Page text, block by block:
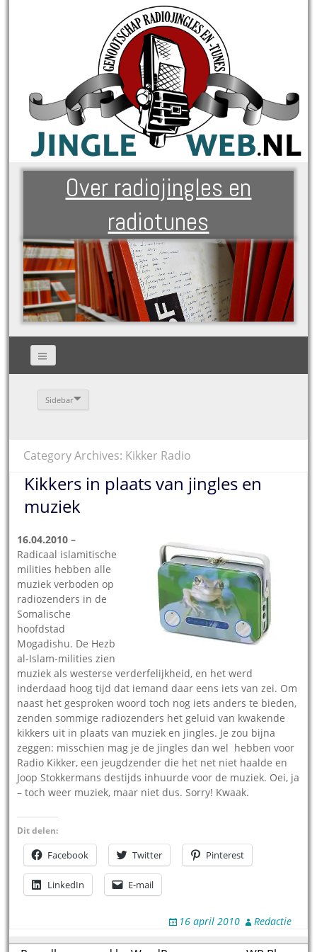
Over radiojingles en
radiotunes
Sidebar
Category Archives: Kikker Radio
Kikkers in plaats van jingles en
muziek
16.04.2010 –
Radicaal islamitische
milities hebben alle
muziek verboden op
radiozenders in de
Somalische
hoofdstad
Mogadishu. De Hezb
al-Islam-milities zien
muziek als westerse verderfelijkheid, en het werd
inderdaad hoog tijd dat iemand daar eens iets van zei. Om
naast het gesproken woord toch nog iets anders te bieden,
zenden sommige radiozenders het geluid van kwakende
kikkers uit in plaats van muziek en jingles. Je zou bijna
zeggen: misschien mag je de jingles dan wel hebben voor
Radio Kikker, een jeugdzender die het net niet haalde en
Joop Stokkermans destijds inhuurde voor de muziek. Oei, ja
– toch weer muziek, maar niet dus. Sorry! Kwaak.
Dit delen:
Facebook Twitter Pinterest
LinkedIn E-mail
16 april 2010 Redactie